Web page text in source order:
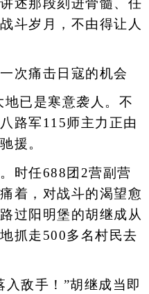
述那段刻进骨髓、任
斗岁月，不由得让人
痛击日寇的机会
已是寒意袭人。不
路军115师主力正由
援。
任688团2营副营
着，对战斗的渴望愈
过阳明堡的胡继成从
抓走500多名村民去
敌手！”胡继成当即